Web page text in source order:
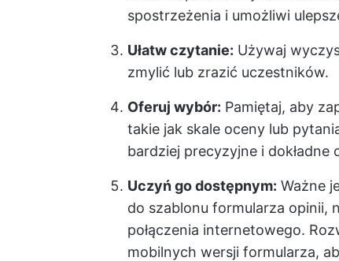
spostrzeżenia i umożliwi
Ułatw czytanie: Używaj
zmylić lub zrazić uczestników.
Oferuj wybór: Pamiętaj, aby
takie jak skale oceny lub
bardziej precyzyjne i
Uczyń go dostępnym: Ważne
do szablonu formularza opinii,
połączenia internetowego.
mobilnych wersji formularza,